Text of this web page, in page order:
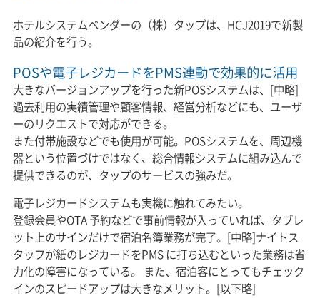
ホテルシステムベンダーの（株）タップは、HCJ2019で新製
品の紹介を行う。
POSや電子レジカードをPMS連動で効果的に活用
大きなバージョンアップを行った新POSシステムは、[中略]
過去利用の実績管理や顧客情報、経営分析などにも、ユーザ
ーのリクエストで対応ができる。
また付帯施設などでも使用が可能。POSシステムを、周辺機
器という位置づけではなく、総合情報システムに組み込んで
提供できるのが、タップのサービスの強みだ。
電子レジカードシステムも実機に触れてみたい。
登録会員やOTA 予約などで事前情報が入っていれば、タブレ
ット上のサインだけで宿泊名簿業務が完了。[中略]ナイトス
タッフが紙のレジカードをPMS に打ち込むといった業務は省
力化の障害になっている。 また、宿泊客にとってもチェック
インのスピードアップは大きなメリット。[以下略]